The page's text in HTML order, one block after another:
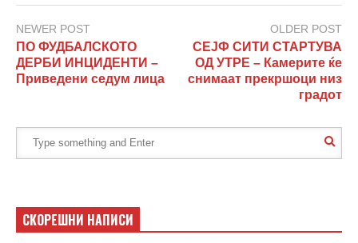
NEWER POST
ПО ФУДБАЛСКОТО
ДЕРБИ ИНЦИДЕНТИ –
Приведени седум лица
OLDER POST
СЕЈФ СИТИ СТАРТУВА
ОД УТРЕ – Камерите ќе
снимаат прекршоци низ
градот
СКОРЕШНИ НАПИСИ